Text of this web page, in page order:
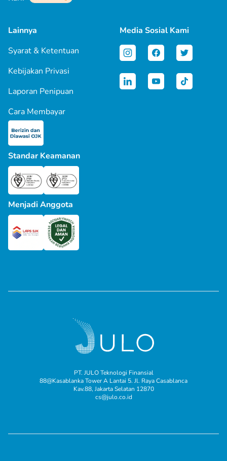
Lainnya
Syarat & Ketentuan
Kebijakan Privasi
Laporan Penipuan
Cara Membayar
Media Sosial Kami
Standar Keamanan
Menjadi Anggota
PT. JULO Teknologi Finansial
88@Kasablanka Tower A Lantai 5. Jl. Raya Casablanca
Kav.88, Jakarta Selatan 12870
cs@julo.co.id